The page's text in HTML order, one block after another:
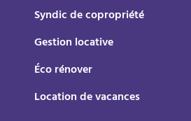
Syndic de copropriété
Gestion locative
Éco rénover
Location de vacances